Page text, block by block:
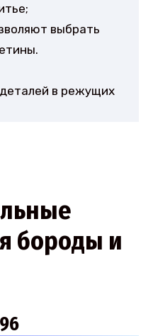
выбрать
в режущих
бороды и